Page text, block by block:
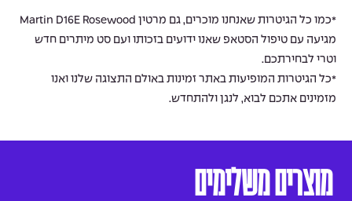
*כמו כל הגיטרות שאנחנו מוכרים, גם מרטין Martin D16E Rosewood
מגיעה עם טיפול הסטאפ שאנו ידועים בזכותו ועם סט מיתרים חדש
וטרי לבחירתכם.
*כל הגיטרות המופיעות באתר זמינות באולם התצוגה שלנו ואנו
מזמינים אתכם לבוא, לנגן ולהתחדש.
מוצרים משלימים